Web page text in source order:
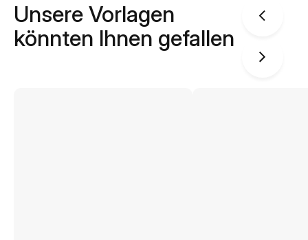
Unsere Vorlagen
könnten Ihnen gefallen